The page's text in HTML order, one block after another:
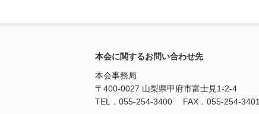
本会に関するお問い合わせ先
本会事務局
〒400-0027 山梨県甲府市富士見1-2-4
TEL．055-254-3400 FAX．055-254-3401